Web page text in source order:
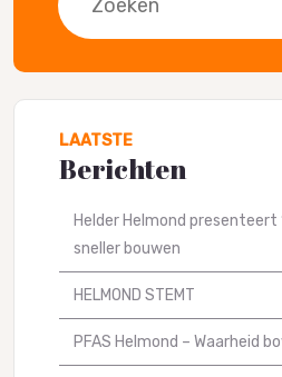
LAATSTE
Berichten
Helder Helmond
sneller bouwen
HELMOND STEMT
PFAS Helmond – Waarheid